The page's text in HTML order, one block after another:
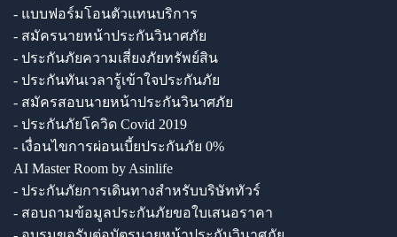
- แบบฟอร์มโอนตัวแทนบริการ
- สมัครนายหน้าประกันวินาศภัย
- ประกันภัยความเสี่ยงภัยทรัพย์สิน
- ประกันทันเวลารู้เข้าใจประกันภัย
- สมัครสอบนายหน้าประกันวินาศภัย
- ประกันภัยโควิด Covid 2019
- เงื่อนไขการผ่อนเบี้ยประกันภัย 0%
AI Master Room by Asinlife
- ประกันภัยการเดินทางสำหรับบริษัททัวร์
- สอบถามข้อมูลประกันภัยขอใบเสนอราคา